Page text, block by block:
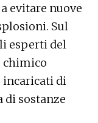
evitare nuove
Sul
esperti del
chimico
incaricati di
di sostanze